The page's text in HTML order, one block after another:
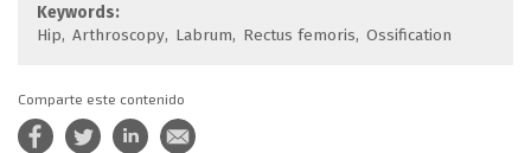
Keywords:
Hip Arthroscopy Labrum Rectus femoris Ossification
Comparte este contenido